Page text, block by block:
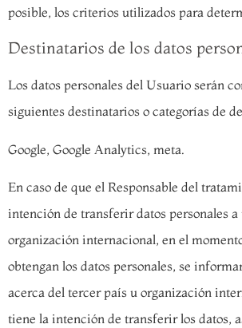
posible, los criterios utilizados para
Destinatarios de los datos
Los datos personales del Usuario serán
siguientes destinatarios o categorías de
Google, Google Analytics, meta.
En caso de que el Responsable del
intención de transferir datos personales
organización internacional, en el
obtengan los datos personales, se
acerca del tercer país u organización
tiene la intención de transferir los datos,